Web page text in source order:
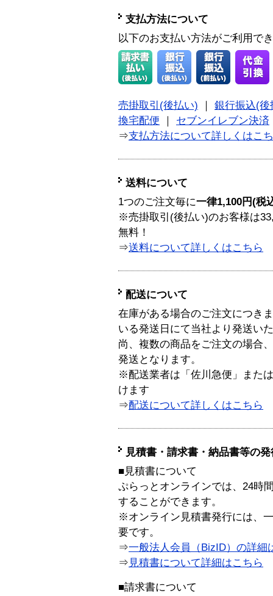
支払方法について
以下のお支払い方法がご利用で
売掛取引(後払い)
銀行振込(後
換宅配便
セブンイレブン決済
⇒支払方法について詳しくはこ
送料について
1つのご注文毎に一律1,100円(税
※売掛取引(後払い)のお客様は
無料！
⇒送料について詳しくはこちら
配送について
在庫がある場合のご注文につき
いる発送日にて当社より発送い
尚、複数の商品をご注文の場合
発送となります。
※配送業者は「佐川急便」また
けます
⇒配送について詳しくはこちら
見積書・請求書・納品書等の
■見積書について
ぷらっとオンラインでは、24時
することができます。
※オンライン見積書発行には、
要です。
⇒一般法人会員（BizID）の詳細
⇒ 見積書について詳細はこちら
■請求書について